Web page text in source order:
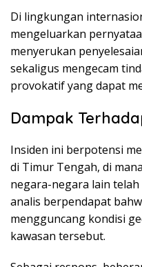
Di lingkungan
mengeluarkan
menyerukan
sekaligus mengecam
provokatif yang dapat
Dampak
Insiden ini berpotensi
di Timur Tengah, di
negara-negara lain
analis berpendapat
mengguncang kondisi
kawasan tersebut.